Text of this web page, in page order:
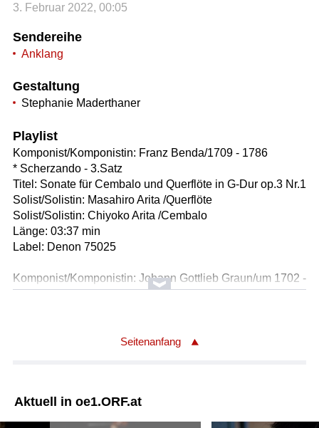
3. Februar 2022, 00:05
Sendereihe
Anklang
Gestaltung
Stephanie Maderthaner
Playlist
Komponist/Komponistin: Franz Benda/1709 - 1786
* Scherzando - 3.Satz
Titel: Sonate für Cembalo und Querflöte in G-Dur op.3 Nr.1
Solist/Solistin: Masahiro Arita /Querflöte
Solist/Solistin: Chiyoko Arita /Cembalo
Länge: 03:37 min
Label: Denon 75025
Komponist/Komponistin: Johann Gottlieb Graun/um 1702 -
1771
* Moderato - 1.Satz (00:03:46)
Leitung: Iona Brown
Länge: 03:47 min
Seitenanfang
Aktuell in oe1.ORF.at